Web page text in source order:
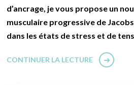
d’ancrage, je vous propose un
musculaire progressive de
dans les états de stress et de
CONTINUER LA LECTURE